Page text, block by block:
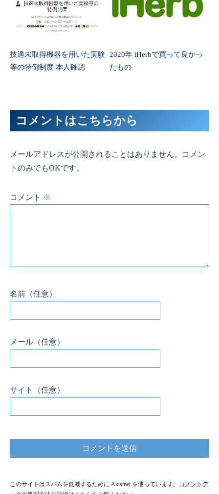
技適未取得機器を用いた実験
等の特例制度 本人確認
2020年 iHerbで買って良かっ
たもの
コメントはこちらから
メールアドレスが公開されることはありません。コメン
トのみでもOKです。
コメント ※
名前 （任意）
メール （任意）
サイト （任意）
このサイトはスパムを低減するために Akismet を使っています。 コメントデ